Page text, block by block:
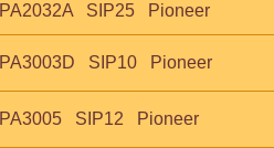
PA2032A   SIP25   Pioneer
PA3003D   SIP10   Pioneer
PA3005   SIP12   Pioneer